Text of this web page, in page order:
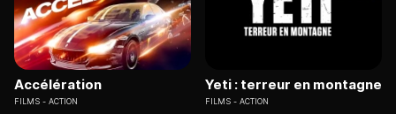
Accélération
FILMS ACTION
Yeti : terreur en montagne
FILMS ACTION